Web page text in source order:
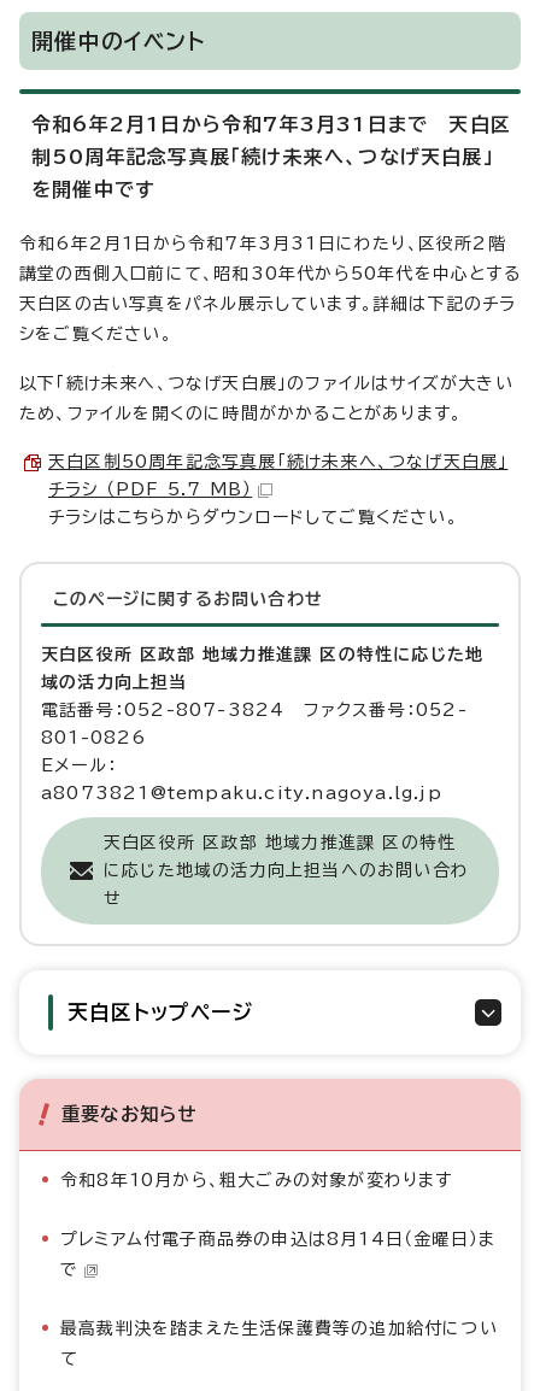
開催中のイベント
令和6年2月1日から令和7年3月31日まで 天白区
制50周年記念写真展「続け未来へ、つなげ天白展」
を開催中です
令和6年2月1日から令和7年3月31日にわたり、区役所2階
講堂の西側入口前にて、昭和30年代から50年代を中心とする
天白区の古い写真をパネル展示しています。詳細は下記のチラ
シをご覧ください。
以下「続け未来へ、つなげ天白展」のファイルはサイズが大きい
ため、ファイルを開くのに時間がかかることがあります。
天白区制50周年記念写真展「続け未来へ、つなげ天白展」
チラシ （PDF 5.7 MB）
チラシはこちらからダウンロードしてご覧ください。
このページに関する お問い合わせ
天白区役所 区政部 地域力推進課 区の特性に応じた地
域の活力向上担当
電話番号：052-807-3824 ファクス番号：052-
801-0826
Eメール：
a8073821@tempaku.city.nagoya.lg.jp
天白区役所 区政部 地域力推進課 区の特性
に応じた地域の活力向上担当へのお問い合わ
せ
天白区トップページ
重要なお知らせ
令和8年10月から、粗大ごみの対象が変わります
プレミアム付電子商品券の申込は8月14日（金曜日）ま
で
最高裁判決を踏まえた生活保護費等の追加給付につい
て